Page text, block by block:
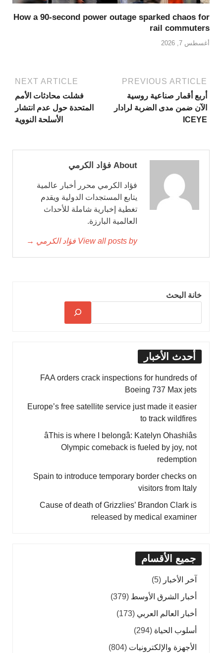
How a 90-second power outage sparked chaos for
rail commuters
أغسطس 7, 2026
PREVIOUS ARTICLE
أربع أقمار صناعية روسية
الآن ضمن مدى الضربة لرادار
ICEYE
NEXT ARTICLE
فشلت محادثات الأمم
المتحدة حول عدم انتشار
الأسلحة النووية
About فؤاد الكرمي
فؤاد الكرمي محرر أخبار عالمية
يتابع المستجدات الدولية ويقدم
تغطية إخبارية شاملة للأحداث
العالمية البارزة.
View all posts by فؤاد الكرمي →
خانة البحث
أحدث الأخبار
FAA orders crack inspections for hundreds of
Boeing 737 Max jets
Europe’s free satellite service just made it easier
to track wildfires
âThis is where I belongâ: Katelyn Ohashiâs
Olympic comeback is fueled by joy, not
redemption
Spain to introduce temporary border checks on
visitors from Italy
Cause of death of Grizzlies’ Brandon Clark is
released by medical examiner
جميع الأقسام
آخر الأخبار (5)
أخبار الشرق الأوسط (379)
أخبار العالم العربي (173)
أسلوب الحياة (294)
الأجهزة والإلكترونيات (804)